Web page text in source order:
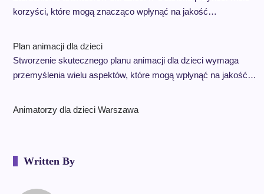
korzyści, które mogą znacząco wpłynąć na jakość…
Plan animacji dla dzieci
Stworzenie skutecznego planu animacji dla dzieci wymaga
przemyślenia wielu aspektów, które mogą wpłynąć na jakość…
Animatorzy dla dzieci Warszawa
Written By